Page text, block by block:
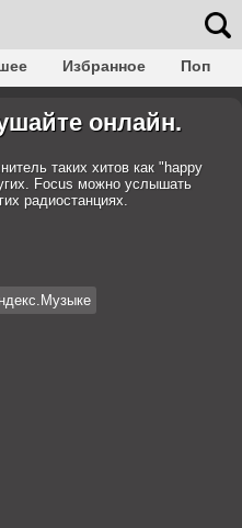
Избранное
Поп
Дип-хаус
Фолк
онлайн.
таких хитов как "happy
Focus можно услышать
радиостанциях.